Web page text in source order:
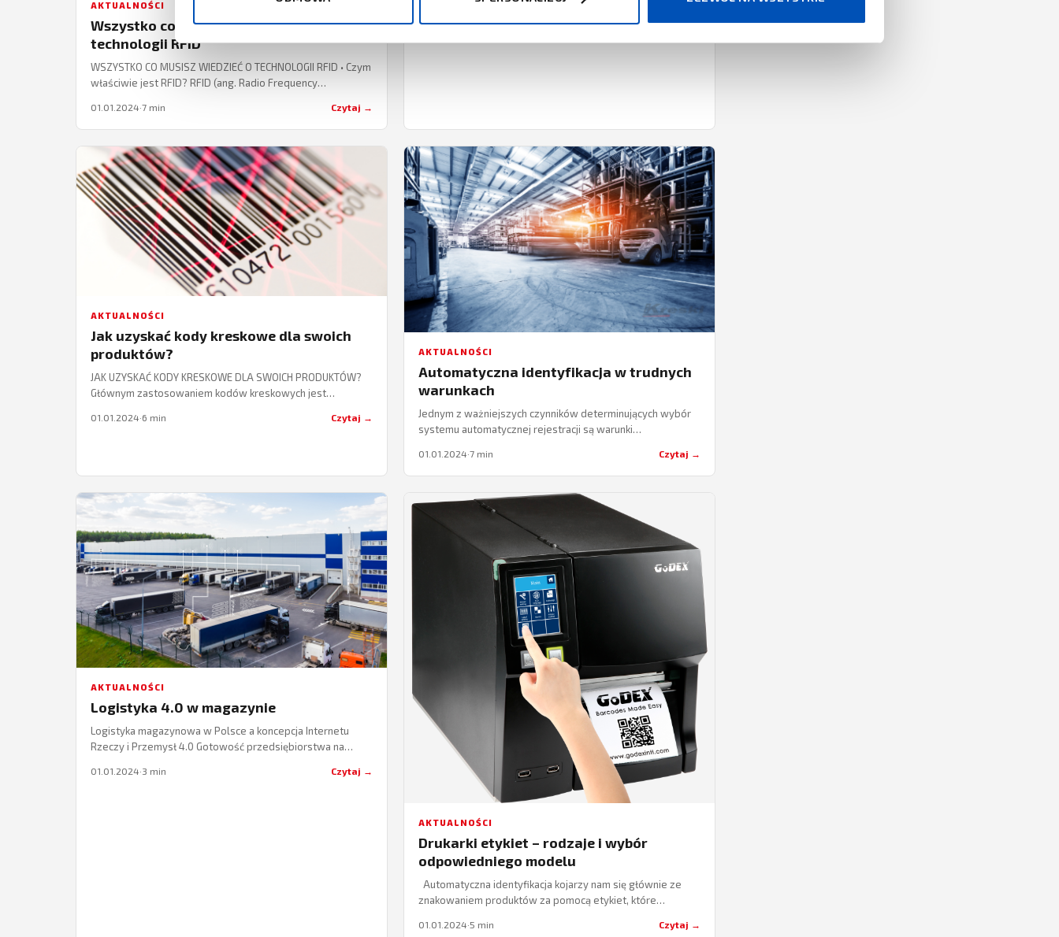
AKTUALNOŚCI
Wszystko co musisz wiedzieć o
technologii RFID
WSZYSTKO CO MUSISZ WIEDZIEĆ O TECHNOLOGII RFID • Czym
właściwie jest RFID? RFID (ang. Radio Frequency
01.01.2024·7 min Czytaj →
AKTUALNOŚCI
Jak uzyskać kody kreskowe dla swoich
produktów?
JAK UZYSKAĆ KODY KRESKOWE DLA SWOICH PRODUKTÓW?
Głównym zastosowaniem kodów kreskowych jest
umożliwiać automatyczny odczyt informacji, a…
01.01.2024·6 min Czytaj →
AKTUALNOŚCI
Automatyczna identyfikacja w trudnych
warunkach
Jednym z ważniejszych czynników determinujących wybór
systemu automatycznej rejestracji są warunki
Przyjrzyjmy się zatem bliżej tematowi…
01.01.2024·7 min Czytaj →
AKTUALNOŚCI
Logistyka 4.0 w magazynie
Logistyka magazynowa w Polsce a koncepcja Internetu
Rzeczy i Przemysł 4.0 Gotowość przedsiębiorstwa na
01.01.2024·3 min Czytaj →
AKTUALNOŚCI
Drukarki etykiet – rodzaje i wybór
odpowiedniego modelu
Automatyczna identyfikacja kojarzy nam się głównie ze
znakowaniem produktów za pomocą etykiet, które
Wyróżniamy jednak…
01.01.2024·5 min Czytaj →